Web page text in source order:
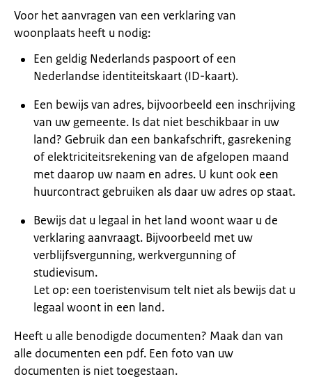
Voor het aanvragen van een verklaring van
woonplaats heeft u nodig:
Een geldig Nederlands paspoort of een
Nederlandse identiteitskaart (ID-kaart).
Een bewijs van adres, bijvoorbeeld een inschrijving
van uw gemeente. Is dat niet beschikbaar in uw
land? Gebruik dan een bankafschrift, gasrekening
of elektriciteitsrekening van de afgelopen maand
met daarop uw naam en adres. U kunt ook een
huurcontract gebruiken als daar uw adres op staat.
Bewijs dat u legaal in het land woont waar u de
verklaring aanvraagt. Bijvoorbeeld met uw
verblijfsvergunning, werkvergunning of
studievisum.
Let op: een toeristenvisum telt niet als bewijs dat u
legaal woont in een land.
Heeft u alle benodigde documenten? Maak dan van
alle documenten een pdf. Een foto van uw
documenten is niet toegestaan.